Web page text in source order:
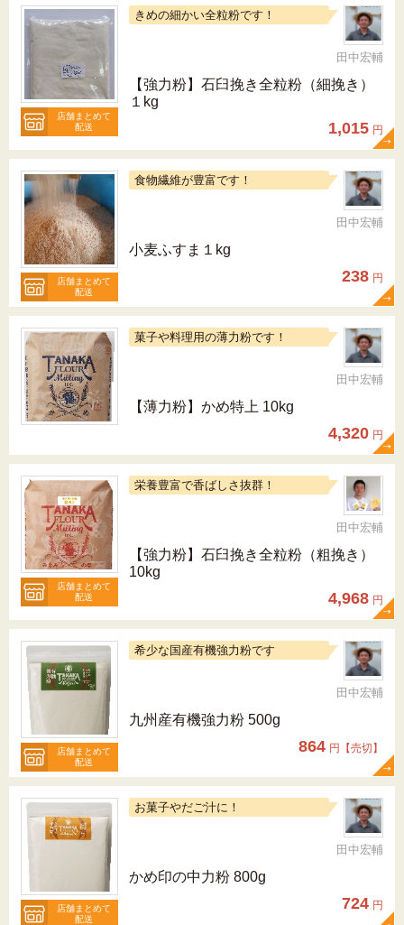
店舗まとめて
配送
きめの細かい全粒粉です！
田中宏輔
【強力粉】石臼挽き全粒粉（細挽き）
１kg
1,015 円
店舗まとめて
配送
食物繊維が豊富です！
田中宏輔
小麦ふすま１kg
238 円
菓子や料理用の薄力粉です！
田中宏輔
【薄力粉】かめ特上 10kg
4,320 円
店舗まとめて
配送
栄養豊富で香ばしさ抜群！
田中宏輔
【強力粉】石臼挽き全粒粉（粗挽き）
10kg
4,968 円
店舗まとめて
配送
希少な国産有機強力粉です
田中宏輔
九州産有機強力粉 500g
864 円【売切】
店舗まとめて
配送
お菓子やだご汁に！
田中宏輔
かめ印の中力粉 800g
724 円